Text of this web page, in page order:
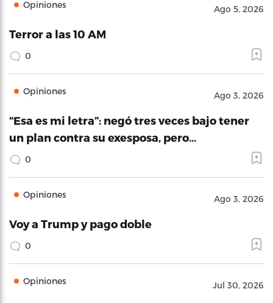
Opiniones Ago 5, 2026
Terror a las 10 AM
0
Opiniones Ago 3, 2026
“Esa es mi letra”: negó tres veces bajo tener
un plan contra su exesposa, pero…
0
Opiniones Ago 3, 2026
Voy a Trump y pago doble
0
Opiniones Jul 30, 2026